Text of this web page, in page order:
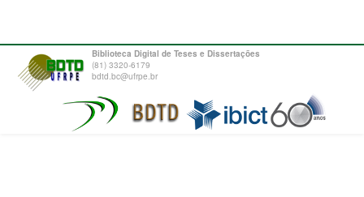
Biblioteca Digital de Teses e Dissertações
(81) 3320-6179
bdtd.bc@ufrpe.br